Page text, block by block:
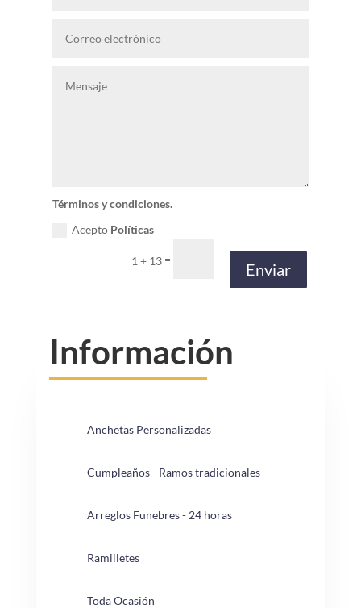
Términos y condiciones.
Acepto Políticas
1 + 13 =
Enviar
Información
Anchetas Personalizadas
Cumpleaños - Ramos tradicionales
Arreglos Funebres - 24 horas
Ramilletes
Toda Ocasión